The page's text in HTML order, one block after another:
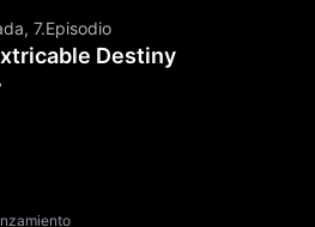
7.Episodio
Destiny